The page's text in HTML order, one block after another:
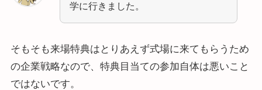
学に行きました。
そもそも来場特典はとりあえず式場に来てもらうため
の企業戦略なので、特典目当ての参加自体は悪いこと
ではないです。